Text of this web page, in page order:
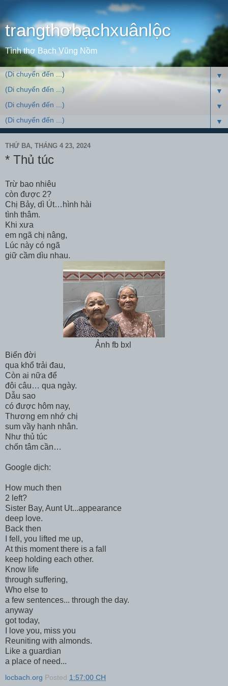
trangthơbạchxuânlộc
Tình thơ Bạch Vũng Nồm
▼
▼
▼
▼
THỨ BA, THÁNG 4 23, 2024
* Thủ túc
Trừ bao nhiêu
còn được 2?
Chị Bảy, dì Út…hình hài
tình thâm.
Khi xưa
em ngã chị nâng,
Lúc này có ngã
giữ cầm dìu nhau.
Ảnh fb bxl
Biển đời
qua khổ trải đau,
Còn ai nữa để
đôi câu… qua ngày.
Dẫu sao
có được hôm nay,
Thương em nhớ chị
sum vầy hạnh nhân.
Như thủ túc
chốn tâm cần…
Google dịch:
How much then
2 left?
Sister Bay, Aunt Ut...appearance
deep love.
Back then
I fell, you lifted me up,
At this moment there is a fall
keep holding each other.
Know life
through suffering,
Who else to
a few sentences... through the day.
anyway
got today,
I love you, miss you
Reuniting with almonds.
Like a guardian
a place of need...
locbach.org Posted 1:57:00 CH